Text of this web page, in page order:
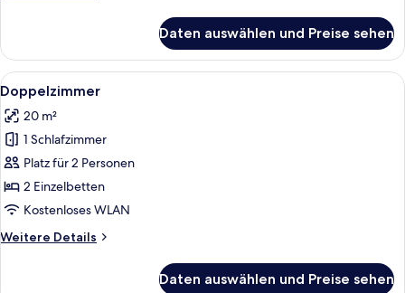
Einzelzimmer
Daten auswählen und Preise sehen
Alle
Fotos
für
Doppelzimmer
anzeigen
Ein Zimmer mit zwei Betten, jeweils
11
Doppelzimmer
20 m²
1 Schlafzimmer
Platz für 2 Personen
2 Einzelbetten
Kostenloses WLAN
Weitere Details
Weitere
Daten auswählen und Preise sehen